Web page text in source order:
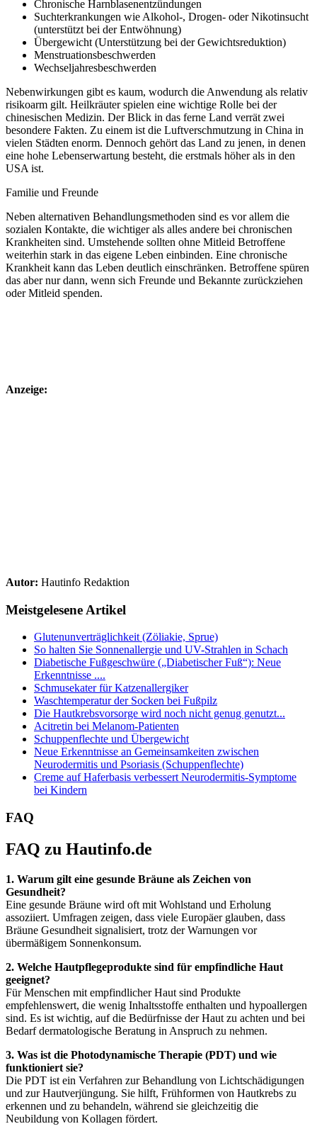
Chronische Harnblasenentzündungen
Suchterkrankungen wie Alkohol-, Drogen- oder Nikotinsucht
(unterstützt bei der Entwöhnung)
Übergewicht (Unterstützung bei der Gewichtsreduktion)
Menstruationsbeschwerden
Wechseljahresbeschwerden
Nebenwirkungen gibt es kaum, wodurch die Anwendung als relativ
risikoarm gilt. Heilkräuter spielen eine wichtige Rolle bei der
chinesischen Medizin. Der Blick in das ferne Land verrät zwei
besondere Fakten. Zu einem ist die Luftverschmutzung in China in
vielen Städten enorm. Dennoch gehört das Land zu jenen, in denen
eine hohe Lebenserwartung besteht, die erstmals höher als in den
USA ist.
Familie und Freunde
Neben alternativen Behandlungsmethoden sind es vor allem die
sozialen Kontakte, die wichtiger als alles andere bei chronischen
Krankheiten sind. Umstehende sollten ohne Mitleid Betroffene
weiterhin stark in das eigene Leben einbinden. Eine chronische
Krankheit kann das Leben deutlich einschränken. Betroffene spüren
das aber nur dann, wenn sich Freunde und Bekannte zurückziehen
oder Mitleid spenden.
Anzeige:
Autor: Hautinfo Redaktion
Meistgelesene Artikel
Glutenunverträglichkeit (Zöliakie, Sprue)
So halten Sie Sonnenallergie und UV-Strahlen in Schach
Diabetische Fußgeschwüre („Diabetischer Fuß“): Neue
Erkenntnisse ....
Schmusekater für Katzenallergiker
Waschtemperatur der Socken bei Fußpilz
Die Hautkrebsvorsorge wird noch nicht genug genutzt...
Acitretin bei Melanom-Patienten
Schuppenflechte und Übergewicht
Neue Erkenntnisse an Gemeinsamkeiten zwischen
Neurodermitis und Psoriasis (Schuppenflechte)
Creme auf Haferbasis verbessert Neurodermitis-Symptome
bei Kindern
FAQ
FAQ zu Hautinfo.de
1. Warum gilt eine gesunde Bräune als Zeichen von
Gesundheit?
Eine gesunde Bräune wird oft mit Wohlstand und Erholung
assoziiert. Umfragen zeigen, dass viele Europäer glauben, dass
Bräune Gesundheit signalisiert, trotz der Warnungen vor
übermäßigem Sonnenkonsum.
2. Welche Hautpflegeprodukte sind für empfindliche Haut
geeignet?
Für Menschen mit empfindlicher Haut sind Produkte
empfehlenswert, die wenig Inhaltsstoffe enthalten und hypoallergen
sind. Es ist wichtig, auf die Bedürfnisse der Haut zu achten und bei
Bedarf dermatologische Beratung in Anspruch zu nehmen.
3. Was ist die Photodynamische Therapie (PDT) und wie
funktioniert sie?
Die PDT ist ein Verfahren zur Behandlung von Lichtschädigungen
und zur Hautverjüngung. Sie hilft, Frühformen von Hautkrebs zu
erkennen und zu behandeln, während sie gleichzeitig die
Neubildung von Kollagen fördert.